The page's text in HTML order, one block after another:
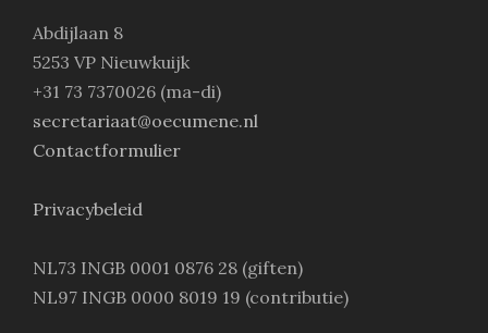
Abdijlaan 8
5253 VP Nieuwkuijk
+31 73 7370026 (ma-di)
secretariaat@oecumene.nl
Contactformulier
Privacybeleid
NL73 INGB 0001 0876 28 (giften)
NL97 INGB 0000 8019 19 (contributie)